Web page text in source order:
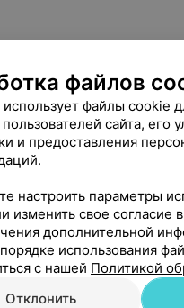
Рекомендую
файлов
файлы cookie
пользователей сайта, его
и предоставления
настроить параметры
изменить свое согласие
дополнительной
использования
с нашей Политикой
Отклонить